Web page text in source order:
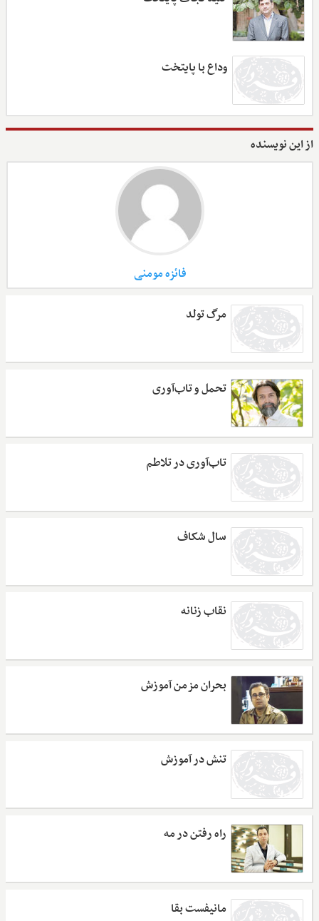
وداع با پایتخت
از این نویسنده
فائزه مومنی
مرگ تولد
تحمل و تاب‌آوری
تاب‌آوری در تلاطم
سال شکاف
نقاب زنانه
بحران مزمن آموزش
تنش در آموزش
راه رفتن در مه
مانیفست بقا